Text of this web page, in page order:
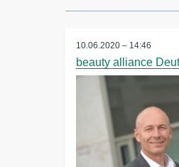
10.06.2020 – 14:46
beauty alliance